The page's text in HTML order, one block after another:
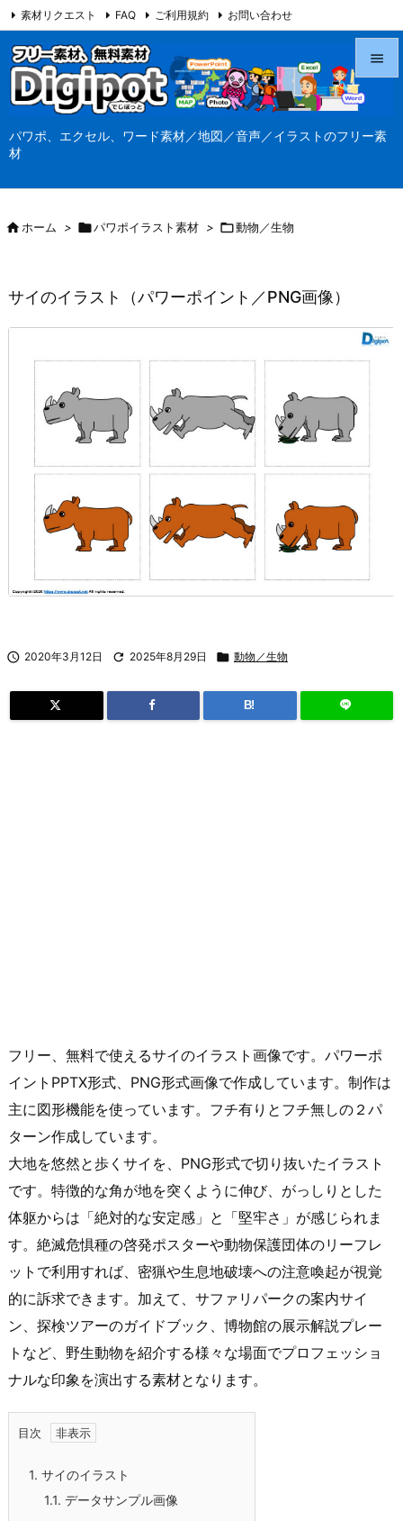
パワポ、エクセル、ワード素材／地図／音声／イラストのフリー素
材



素材リクエスト FAQ ご利用規約 お問い合わせ
当サイト（Digipot.net）について
ホーム > パワポイラスト素材 > 動物／生物
サイのイラスト（パワーポイント／PNG画像）
 2020年3月12日  2025年8月29日  動物／生物
B!
フリー、無料で使えるサイのイラスト画像です。パワーポ
イントPPTX形式、PNG形式画像で作成しています。制作は
主に図形機能を使っています。フチ有りとフチ無しの２パ
ターン作成しています。
大地を悠然と歩くサイを、PNG形式で切り抜いたイラスト
です。特徴的な角が地を突くように伸び、がっしりとした
体躯からは「絶対的な安定感」と「堅牢さ」が感じられま
す。絶滅危惧種の啓発ポスターや動物保護団体のリーフレ
ットで利用すれば、密猟や生息地破壊への注意喚起が視覚
的に訴求できます。加えて、サファリパークの案内サイ
ン、探検ツアーのガイドブック、博物館の展示解説プレー
トなど、野生動物を紹介する様々な場面でプロフェッショ
ナルな印象を演出する素材となります。
目次
1. サイのイラスト
1.1. データサンプル画像